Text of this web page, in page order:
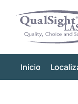
contenido
Inicio